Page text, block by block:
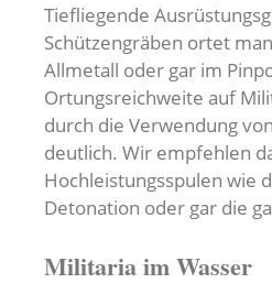
Tiefliegende
Schützengräben ortet
Allmetall oder gar im
Ortungsreichweite auf
durch die Verwendung
deutlich. Wir empfehlen
Hochleistungsspulen wie
Detonation oder gar die
Militaria im Wasser